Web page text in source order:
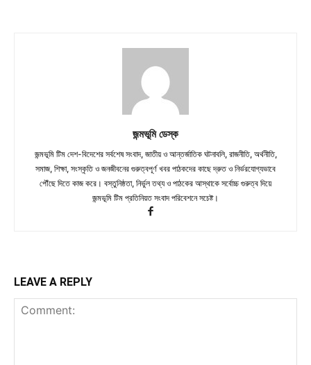
জন্মভূমি ডেস্ক
জন্মভূমি টিম দেশ-বিদেশের সর্বশেষ সংবাদ, জাতীয় ও আন্তর্জাতিক ঘটনাবলি, রাজনীতি, অর্থনীতি,
সমাজ, শিক্ষা, সংস্কৃতি ও জনজীবনের গুরুত্বপূর্ণ খবর পাঠকদের কাছে দ্রুত ও নির্ভরযোগ্যভাবে
পৌঁছে দিতে কাজ করে। বস্তুনিষ্ঠতা, নির্ভুল তথ্য ও পাঠকের আস্থাকে সর্বোচ্চ গুরুত্ব দিয়ে
জন্মভূমি টিম প্রতিনিয়ত সংবাদ পরিবেশনে সচেষ্ট।
LEAVE A REPLY